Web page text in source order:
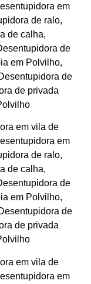
em
de ralo,
de calha,
de
em Polvilho,
de
de privada
em vila de
em
de ralo,
de calha,
de
em Polvilho,
de
de privada
em vila de
em